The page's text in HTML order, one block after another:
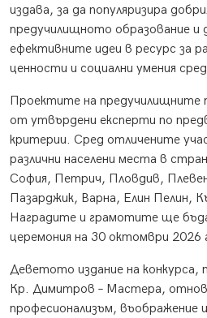
издава, за да популяризира
предучилищното образование и
ефективните идеи в ресурс за
ценности и социални умения
Проектите на предучилищните
от утвърдени експерти по
критерии. Сред отличените
различни населени места в
София, Петрич, Пловдив,
Пазарджик, Варна, Елин Пелин,
Наградите и грамотите ще
церемония на 30 октомври 2026
Деветото издание на
Кр. Димитров – Мастера,
професионализъм, въображение